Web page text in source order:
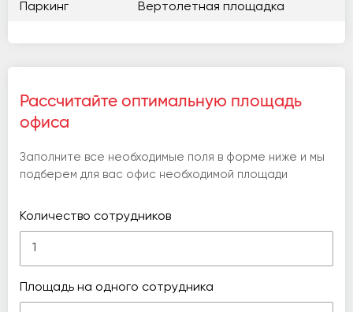
Паркинг Вертолетная площадка
Рассчитайте оптимальную площадь
офиса
Заполните все необходимые поля в форме ниже и мы
подберем для вас офис необходимой площади
Количество сотрудников
Площадь на одного сотрудника